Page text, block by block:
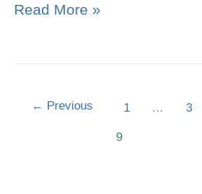
Read More »
← Previous 1 … 3
9